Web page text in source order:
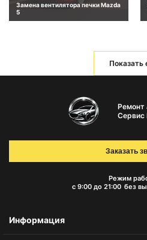
Замена вентилятора печки Mazda
5
Показать
Ремонт
Сервис
Режим
с 9:00 до 21:00 без
Заказать
Информация